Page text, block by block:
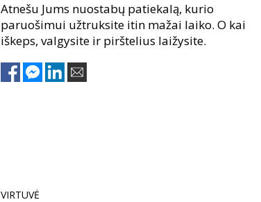
Atnešu Jums nuostabų patiekalą, kurio
paruošimui užtruksite itin mažai laiko. O kai
iškeps, valgysite ir pirštelius laižysite.
VIRTUVĖ